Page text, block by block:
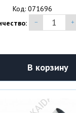
Код: 071696
В корзину